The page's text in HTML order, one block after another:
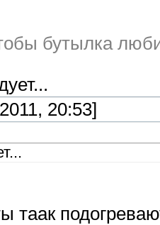
бутылка
20:53]
таак